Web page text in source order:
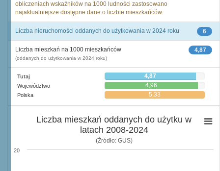
obliczeniach wskaźników na 1000 ludności zastosowano
najaktualniejsze dostępne dane o liczbie mieszkańców.
6
Liczba nieruchomości oddanych do użytkowania w 2024 roku
4,87
Liczba mieszkań na 1000 mieszkańców
(oddanych do użytkowania w 2024 roku)
Tutaj 4,87
Województwo 4,96
Polska 5,33
Liczba mieszkań oddanych do użytku w
latach 2008-2024
(Źródło: GUS)
20